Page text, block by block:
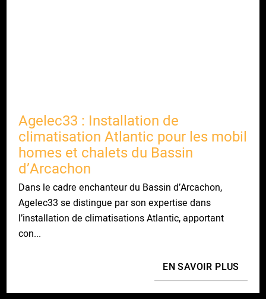
Agelec33 : Installation de
climatisation Atlantic pour les mobil
homes et chalets du Bassin
d’Arcachon
Dans le cadre enchanteur du Bassin d’Arcachon,
Agelec33 se distingue par son expertise dans
l’installation de climatisations Atlantic, apportant
con...
EN SAVOIR PLUS